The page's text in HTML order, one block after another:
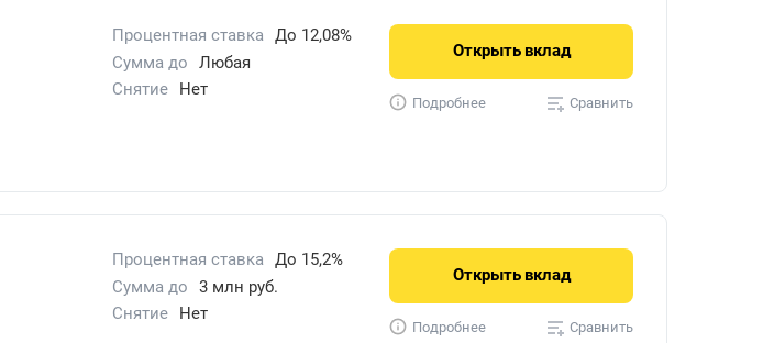
Процентная ставка До 12,08%
Сумма до
Любая
Снятие Нет
Открыть вклад
Подробнее Сравнить
Процентная ставка До 15,2%
Сумма до
3 млн руб.
Снятие Нет
Открыть вклад
Подробнее Сравнить